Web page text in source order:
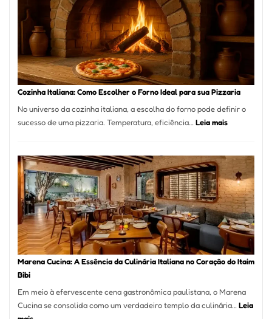
um
Bom
Lugar
para
Comer?
Este
Portal
Resolver
Isso
Cozinha Italiana: Como Escolher o Forno Ideal para sua Pizzaria
No universo da cozinha italiana, a escolha do forno pode definir o
sucesso de uma pizzaria. Temperatura, eficiência…Leia mais:
Como
Escolher
o
Forno
Ideal
para
sua
Pizzaria
Marena Cucina: A Essência da Culinária Italiana no Coração do Itaim
Bibi
Em meio à efervescente cena gastronômica paulistana, o Marena
Cucina se consolida como um verdadeiro templo da culinária… Leia